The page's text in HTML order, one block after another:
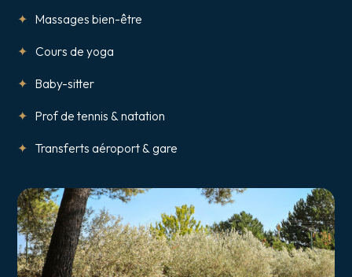
Massages bien-être
Cours de yoga
Baby-sitter
Prof de tennis & natation
Transferts aéroport & gare